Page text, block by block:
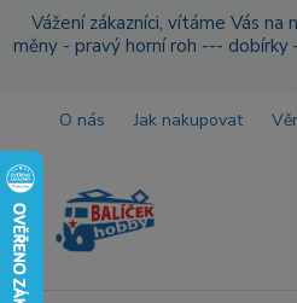
Vážení zákazníci, vítáme Vás
měny - pravý horní roh ---
O nás Jak nakupovat